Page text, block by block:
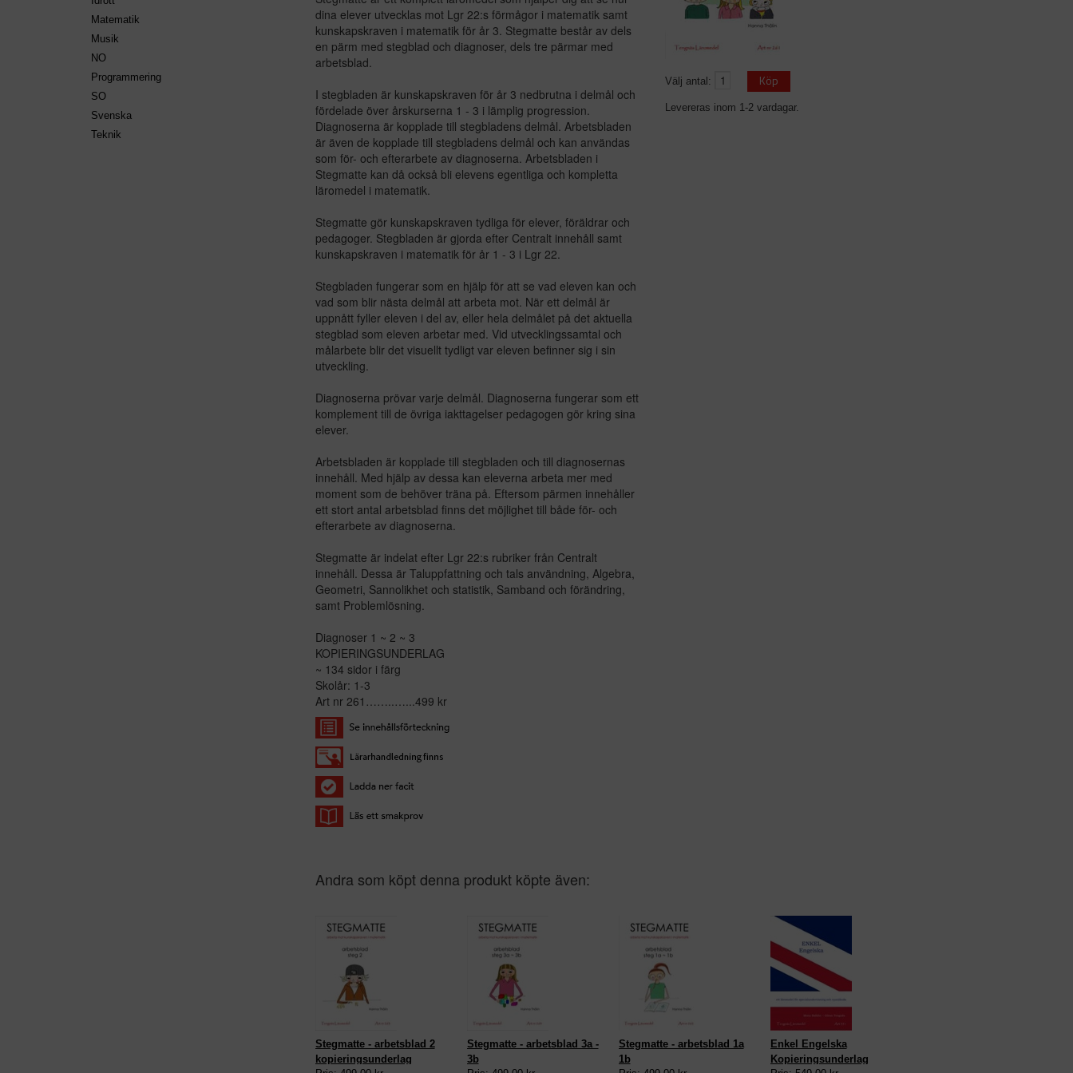
Matematik
Musik
NO
Programmering
SO
Svenska
Teknik
Välj antal: Köp
Levereras inom 1-2 vardagar.
dina elever utvecklas mot Lgr 22:s förmågor i matematik samt
kunskapskraven i matematik för år 3. Stegmatte består av dels
en pärm med stegblad och diagnoser, dels tre pärmar med
arbetsblad.
I stegbladen är kunskapskraven för år 3 nedbrutna i delmål och
fördelade över årskurserna 1 - 3 i lämplig progression.
Diagnoserna är kopplade till stegbladens delmål. Arbetsbladen
är även de kopplade till stegbladens delmål och kan användas
som för- och efterarbete av diagnoserna. Arbetsbladen i
Stegmatte kan då också bli elevens egentliga och kompletta
läromedel i matematik.
Stegmatte gör kunskapskraven tydliga för elever, föräldrar och
pedagoger. Stegbladen är gjorda efter Centralt innehåll samt
kunskapskraven i matematik för år 1 - 3 i Lgr 22.
Stegbladen fungerar som en hjälp för att se vad eleven kan och
vad som blir nästa delmål att arbeta mot. När ett delmål är
uppnått fyller eleven i del av, eller hela delmålet på det aktuella
stegblad som eleven arbetar med. Vid utvecklingssamtal och
målarbete blir det visuellt tydligt var eleven befinner sig i sin
utveckling.
Diagnoserna prövar varje delmål. Diagnoserna fungerar som ett
komplement till de övriga iakttagelser pedagogen gör kring sina
elever.
Arbetsbladen är kopplade till stegbladen och till diagnosernas
innehåll. Med hjälp av dessa kan eleverna arbeta mer med
moment som de behöver träna på. Eftersom pärmen innehåller
ett stort antal arbetsblad finns det möjlighet till både för- och
efterarbete av diagnoserna.
Stegmatte är indelat efter Lgr 22:s rubriker från Centralt
innehåll. Dessa är Taluppfattning och tals användning, Algebra,
Geometri, Sannolikhet och statistik, Samband och förändring,
samt Problemlösning.
Diagnoser 1 ~ 2 ~ 3
KOPIERINGSUNDERLAG
~ 134 sidor i färg
Skolår: 1-3
Art nr 261……..…...499 kr
Andra som köpt denna produkt köpte även:
Stegmatte - arbetsblad 2
kopieringsunderlag
Stegmatte - arbetsblad 3a -
3b
Stegmatte - arbetsblad 1a
1b
Enkel Engelska
Kopieringsunderlag